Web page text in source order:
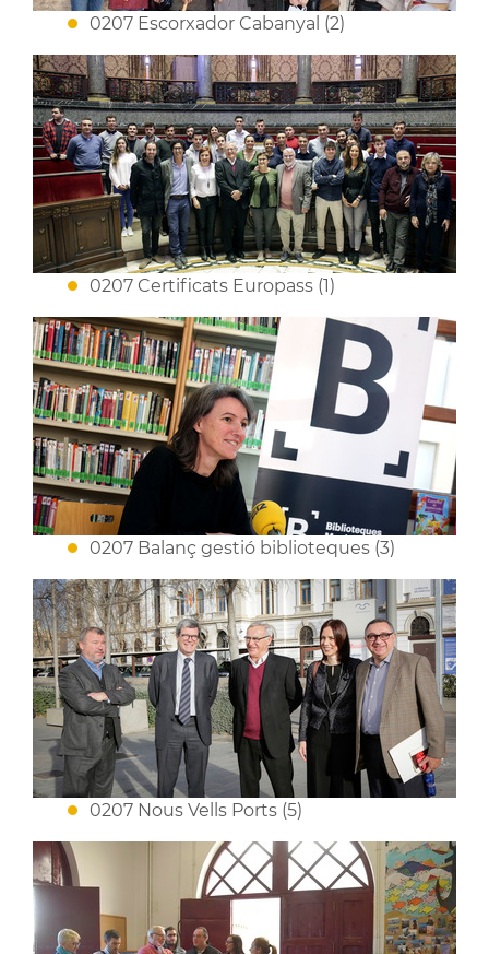
0207 Escorxador Cabanyal (2)
0207 Certificats Europass (1)
0207 Balanç gestió biblioteques (3)
0207 Nous Vells Ports (5)